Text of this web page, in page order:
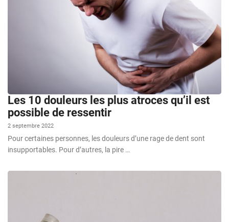
Les 10 douleurs les plus atroces qu’il est
possible de ressentir
2 septembre 2022
Pour certaines personnes, les douleurs d’une rage de dent sont
insupportables. Pour d’autres, la pire …